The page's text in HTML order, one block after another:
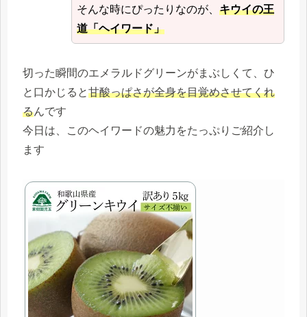
そんな時にぴったりなのが、キウイの王
道「ヘイワード」
切った瞬間のエメラルドグリーンがまぶしくて、ひ
と口かじると甘酸っぱさが全身を目覚めさせてくれ
るんです
今日は、このヘイワードの魅力をたっぷりご紹介し
ます